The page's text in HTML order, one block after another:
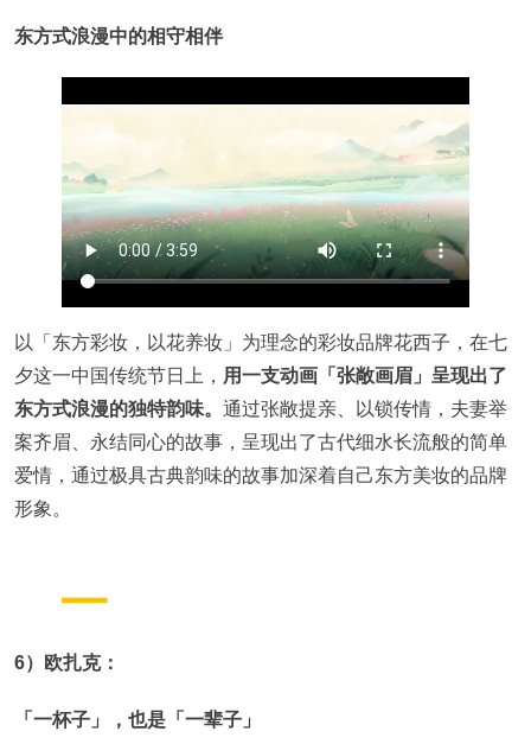
东方式浪漫中的相守相伴
以「东方彩妆，以花养妆」为理念的彩妆品牌花西子，在七
夕这一中国传统节日上， 用一支动画「张敞画眉」呈现出了
东方式浪漫的独特韵味。 通过张敞提亲、以锁传情，夫妻举
案齐眉、永结同心的故事，呈现出了古代细水长流般的简单
爱情，通过极具古典韵味的故事加深着自己东方美妆的品牌
形象。
6）欧扎克：
「一杯子」，也是「一辈子」